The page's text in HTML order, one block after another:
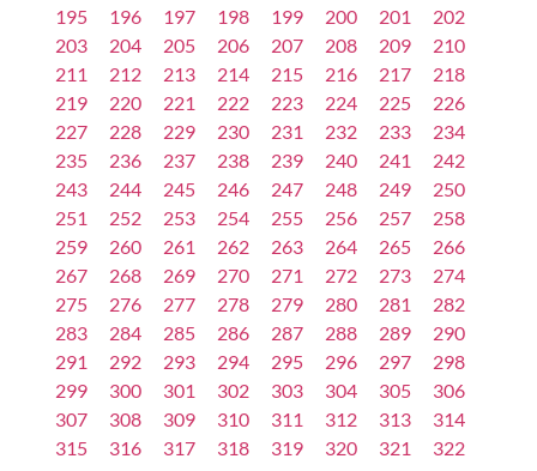
195
196 197 198 199 200 201
202
203
204 205 206 207 208 209
210
211
212 213 214 215 216 217
218
219
220 221 222 223 224 225
226
227
228 229 230 231 232 233
234
235
236 237 238 239 240 241
242
243
244 245 246 247 248 249
250
251
252 253 254 255 256 257
258
259
260 261 262 263 264 265
266
267
268 269 270 271 272 273
274
275
276 277 278 279 280 281
282
283
284 285 286 287 288 289
290
291
292 293 294 295 296 297
298
299
300 301 302 303 304 305
306
307
308 309 310 311 312 313
314
315
316 317 318 319 320 321
322